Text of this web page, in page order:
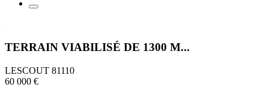
TERRAIN VIABILISÉ DE 1300 M...
LESCOUT 81110
60 000 €